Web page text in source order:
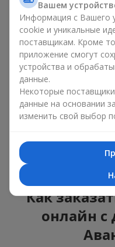
красота
Торты с живыми
флористики и
десерт в паре с
стильно и
рождения ,рождения
В композиции букет
завершает сладкий
украшениями из
праздничном столе, и на
Как
онлайн с
Вашем
Информация с Вашего
cookie и уникальные
поставщикам. Кроме
приложение смогут
устройства и
данные.
Некоторые
данные на основании
изменить свой выбор